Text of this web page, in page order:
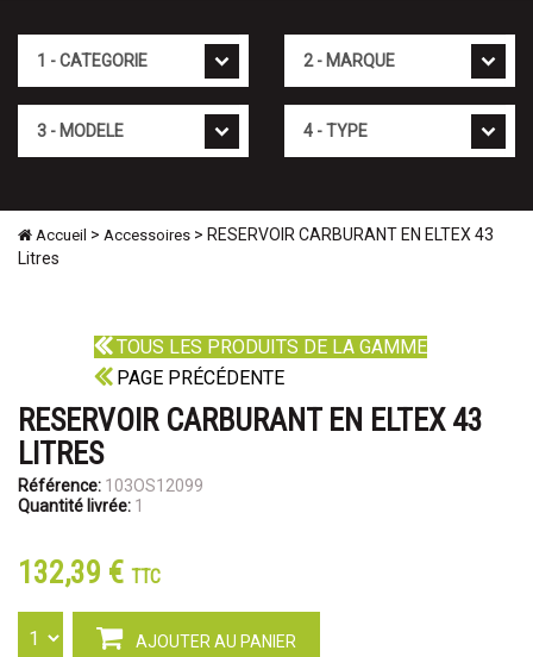
Accueil > Accessoires > RESERVOIR CARBURANT EN ELTEX 43
Litres
TOUS LES PRODUITS DE LA GAMME
PAGE PRÉCÉDENTE
RESERVOIR CARBURANT EN ELTEX 43
LITRES
Référence: 103OS12099
Quantité livrée: 1
132,39 € TTC
AJOUTER AU PANIER